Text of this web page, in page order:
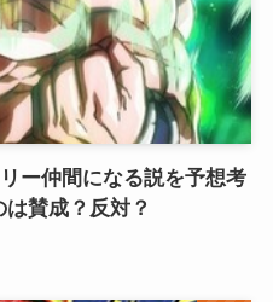
ー仲間になる説を予想考
賛成？反対？